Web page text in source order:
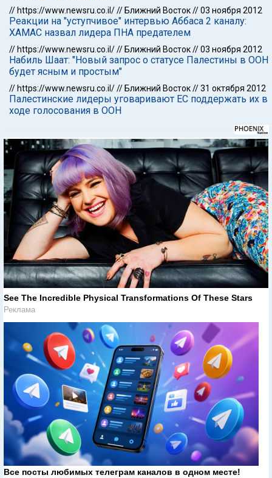
// https://www.newsru.co.il/// Ближний Восток//03 ноября 2012
Реакции на "уступчивое" интервью Аббаса 2 каналу:
ХАМАС назвал лидера ПНА предателем
// https://www.newsru.co.il/// Ближний Восток//03 ноября 2012
Набиль Шаат: "Новый запрос о статусе Палестины в ООН
будет ясным и простым"
// https://www.newsru.co.il/// Ближний Восток//31 октября 2012
Палестинские лидеры уговаривают ЕС поддержать их в
ходе голосования в ООН
See The Incredible Physical Transformations Of These Stars
Реклама
Все посты любимых телеграм каналов в одном месте!